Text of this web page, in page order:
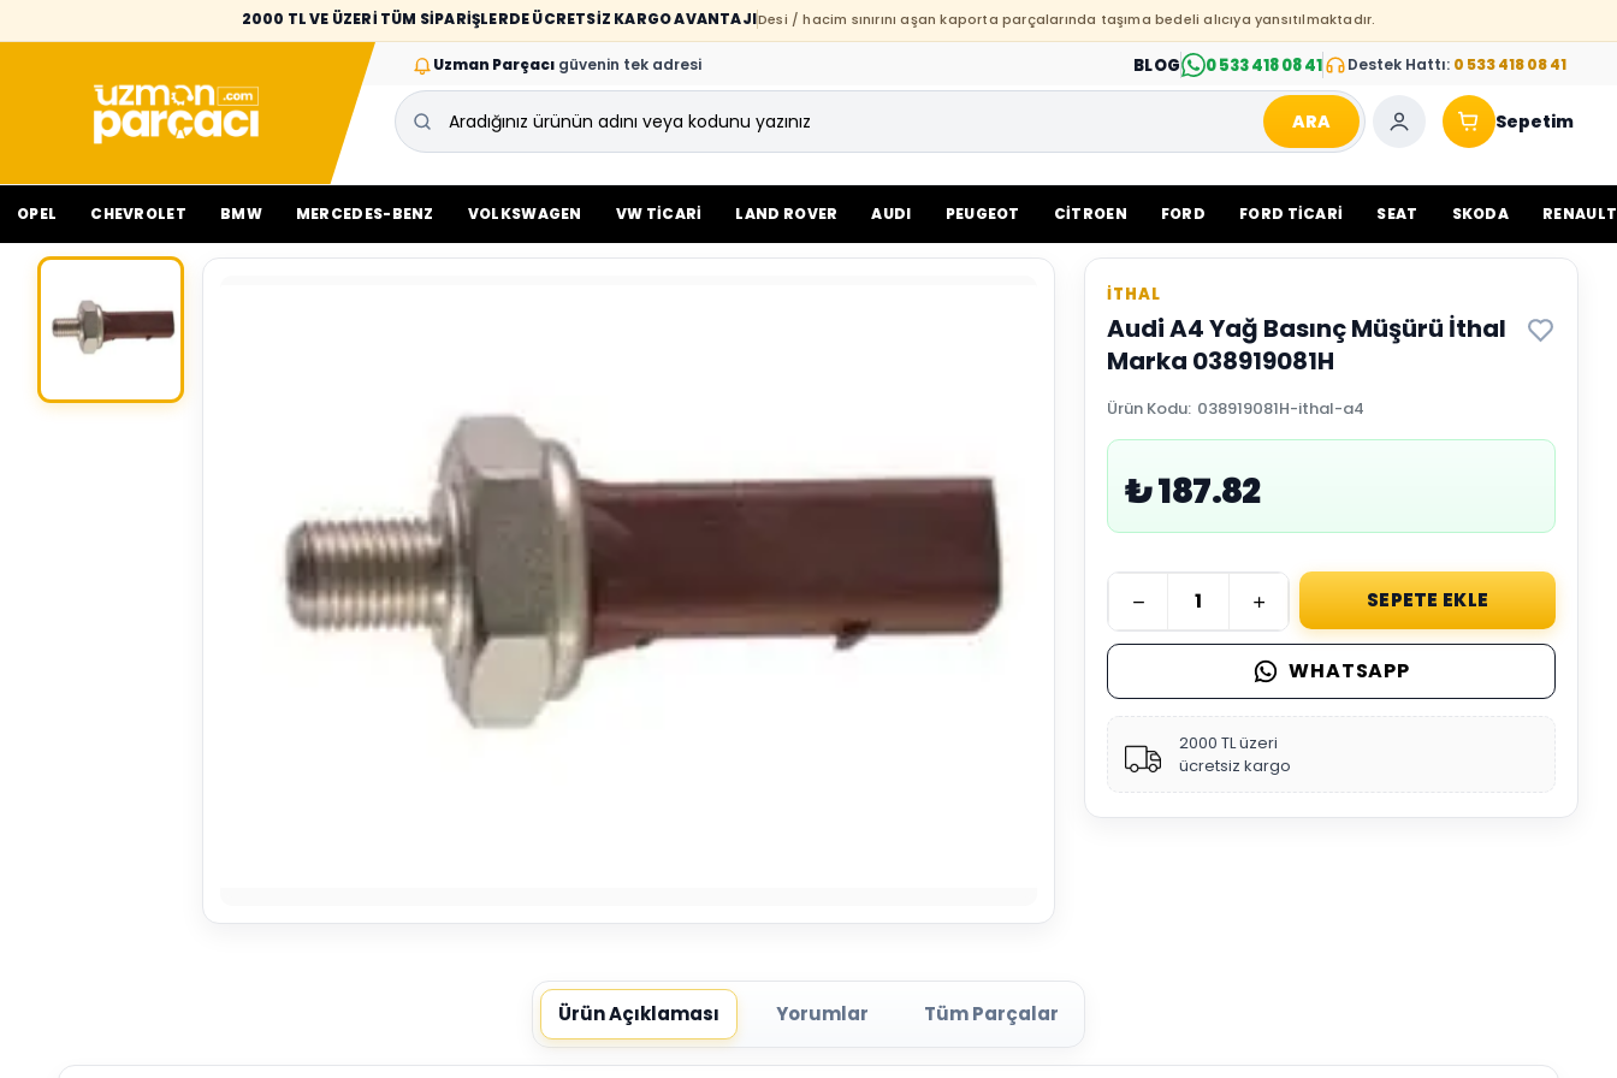
2000 TL VE ÜZERİ TÜM SİPARİŞLERDE ÜCRETSİZ KARGO AVANTAJIDesi / hacim sınırını aşan kaporta parçalarında taşıma bedeli alıcıya yansıtılmaktadır.
Uzman Parçacı güvenin tek adresi BLOG 0 533 418 08 41 Destek Hattı: 0 533 418 08 41
ARA Sepetim
OPEL CHEVROLET BMW MERCEDES-BENZ VOLKSWAGEN VW TİCARİ LAND ROVER AUDI PEUGEOT CİTROEN FORD FORD TİCARİ SEAT SKODA RENAULT
İTHAL
Audi A4 Yağ Basınç Müşürü İthal
Marka 038919081H
Ürün Kodu: 038919081H-ithal-a4
₺ 187.82
SEPETE EKLE
WHATSAPP
2000 TL üzeri
ücretsiz kargo
Ürün Açıklaması Yorumlar Tüm Parçalar